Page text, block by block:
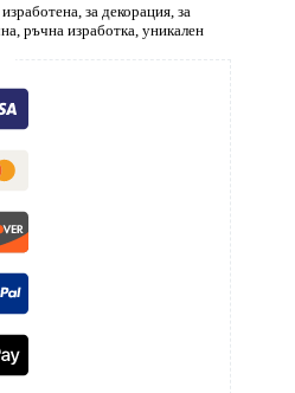
за декорация, за
ръчна изработка, уникален